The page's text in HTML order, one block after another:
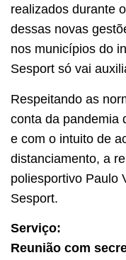
realizados durante
dessas novas
nos municípios do
Sesport só vai
Respeitando as
conta da pandemia
e com o intuito de
distanciamento, a
poliesportivo Paulo
Sesport.
Serviço:
Reunião com